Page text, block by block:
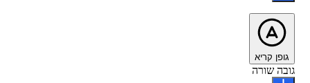
גופן קריא
גובה שורה